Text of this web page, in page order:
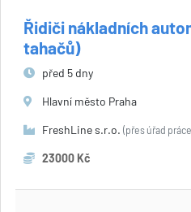
Řidiči nákladních
tahačů)
před 5 dny
Hlavní město Praha
FreshLine s.r.o. (přes úřad
23000 Kč